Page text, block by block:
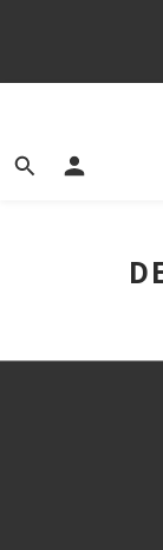
官網新會員首
官網新會員首